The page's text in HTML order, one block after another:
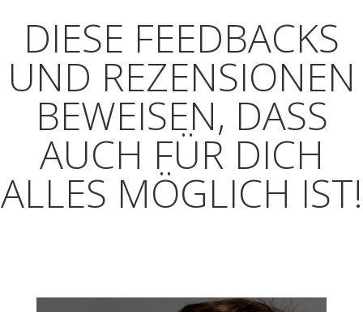
DIESE FEEDBACKS
UND REZENSIONEN
BEWEISEN, DASS
AUCH FÜR DICH
ALLES MÖGLICH IST!